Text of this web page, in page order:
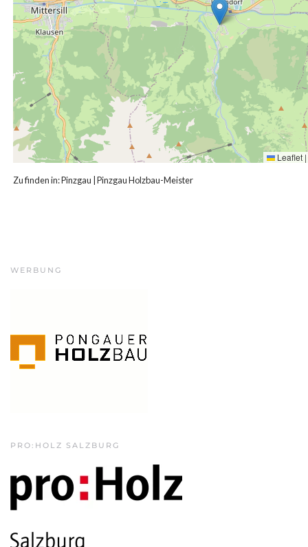
Leaflet |
Zu finden in:Pinzgau Pinzgau Holzbau-Meister
WERBUNG
PRO:HOLZ SALZBURG